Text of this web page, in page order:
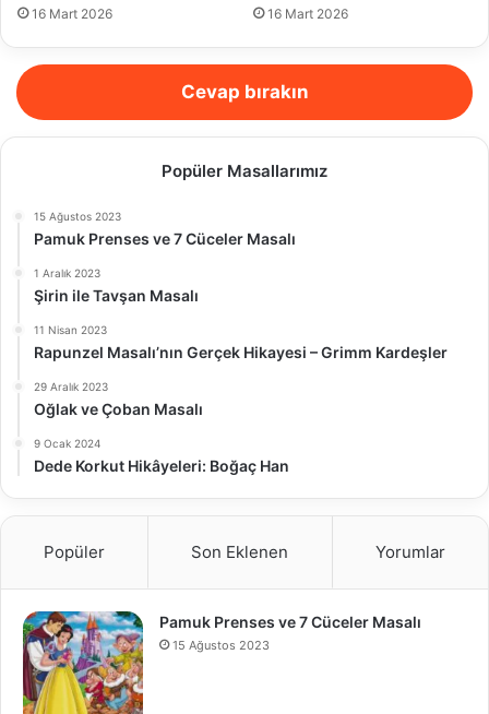
16 Mart 2026 16 Mart 2026
Cevap bırakın
Popüler Masallarımız
15 Ağustos 2023
Pamuk Prenses ve 7 Cüceler Masalı
1 Aralık 2023
Şirin ile Tavşan Masalı
11 Nisan 2023
Rapunzel Masalı’nın Gerçek Hikayesi – Grimm Kardeşler
29 Aralık 2023
Oğlak ve Çoban Masalı
9 Ocak 2024
Dede Korkut Hikâyeleri: Boğaç Han
Popüler Son Eklenen Yorumlar
Pamuk Prenses ve 7 Cüceler Masalı
15 Ağustos 2023